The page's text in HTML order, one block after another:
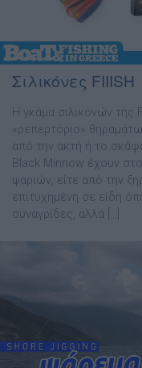
Σιλικόνες FIIISH
Η γκάµα σιλικονών της
«ρεπερτόριο»
από την ακτή ή το
Black Minnow έχουν
ψαριών, είτε από την
επιτυχηµένη σε είδη
συναγρίδες, αλλά […]